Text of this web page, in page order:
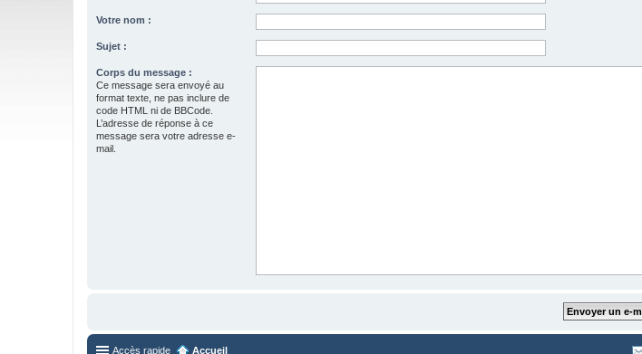
Votre nom :
Sujet :
Corps du message :
Ce message sera envoyé au
format texte, ne pas inclure de
code HTML ni de BBCode.
L’adresse de réponse à ce
message sera votre adresse e-
mail.
Accès rapide Accueil